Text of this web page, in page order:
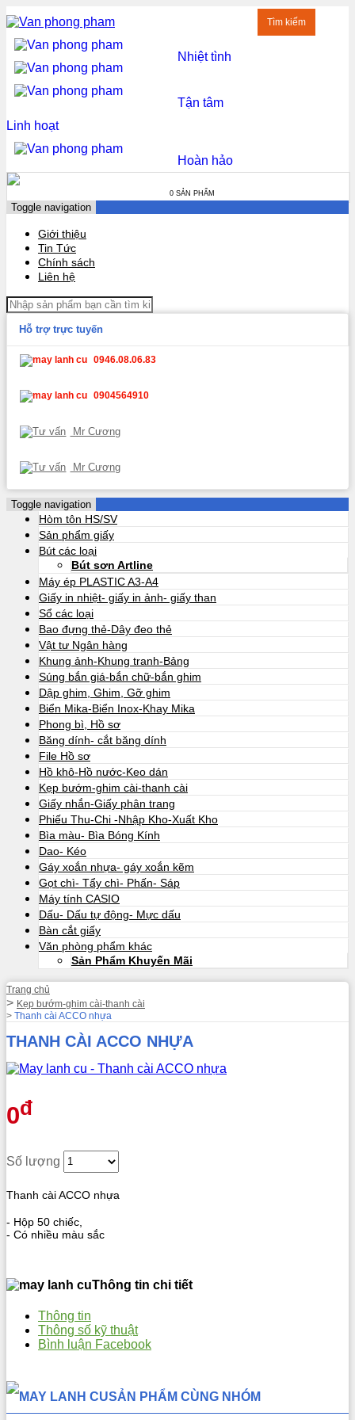
Nhiệt tình
Tận tâm
Linh hoạt
Hoàn hảo
0 SẢN PHẨM
Toggle navigation
Giới thiệu
Tin Tức
Chính sách
Liên hệ
Tìm kiếm
Hỗ trợ trực tuyến
0946.08.06.83
0904564910
Mr Cương
Mr Cương
Toggle navigation
Hòm tôn HS/SV
Sản phẩm giấy
Bút các loại
Bút sơn Artline
Máy ép PLASTIC A3-A4
Giấy in nhiệt- giấy in ảnh- giấy than
Sổ các loại
Bao đựng thẻ-Dây đeo thẻ
Vật tư Ngân hàng
Khung ảnh-Khung tranh-Bảng
Súng bắn giá-bắn chữ-bắn ghim
Dập ghim, Ghim, Gỡ ghim
Biển Mika-Biển Inox-Khay Mika
Phong bì, Hồ sơ
Băng dính- cắt băng dính
File Hồ sơ
Hồ khô-Hồ nước-Keo dán
Kẹp bướm-ghim cài-thanh cài
Giấy nhắn-Giấy phân trang
Phiếu Thu-Chi -Nhập Kho-Xuất Kho
Bìa màu- Bìa Bóng Kính
Dao- Kéo
Gáy xoắn nhựa- gáy xoắn kẽm
Gọt chì- Tẩy chì- Phấn- Sáp
Máy tính CASIO
Dấu- Dấu tự động- Mực dấu
Bàn cắt giấy
Văn phòng phẩm khác
Sản Phẩm Khuyến Mãi
Trang chủ
Kẹp bướm-ghim cài-thanh cài
Thanh cài ACCO nhựa
THANH CÀI ACCO NHỰA
0đ
Số lượng
Thanh cài ACCO nhựa
- Hộp 50 chiếc,
- Có nhiều màu sắc
Thông tin chi tiết
Thông tin
Thông số kỹ thuật
Bình luận Facebook
SẢN PHẨM CÙNG NHÓM